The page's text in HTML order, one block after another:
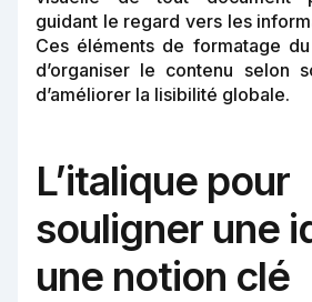
guidant le regard vers les
Ces éléments de formatage
d’organiser le contenu selon
d’améliorer la lisibilité globale.
L’italique pour
souligner une
une notion clé